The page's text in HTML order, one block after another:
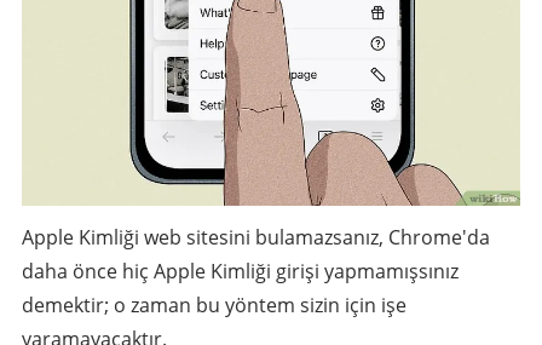
Apple Kimliği web sitesini bulamazsanız, Chrome'da
daha önce hiç Apple Kimliği girişi yapmamışsınız
demektir; o zaman bu yöntem sizin için işe
yaramayacaktır.